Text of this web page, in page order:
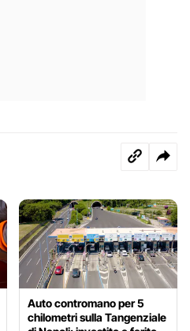
Auto contromano per 5
chilometri sulla Tangenziale